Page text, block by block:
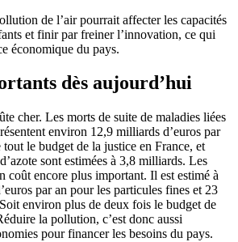
de l’air pourrait affecter les capacités
et finir par freiner l’innovation, ce qui
économique du pays.
dès aujourd’hui
cher. Les morts de suite de maladies liées
environ 12,9 milliards d’euros par
le budget de la justice en France, et
sont estimées à 3,8 milliards. Les
coût encore plus important. Il est estimé à
par an pour les particules fines et 23
environ plus de deux fois le budget de
la pollution, c’est donc aussi
pour financer les besoins du pays.